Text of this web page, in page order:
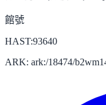
館號
HAST:93640
ARK: ark:/18474/